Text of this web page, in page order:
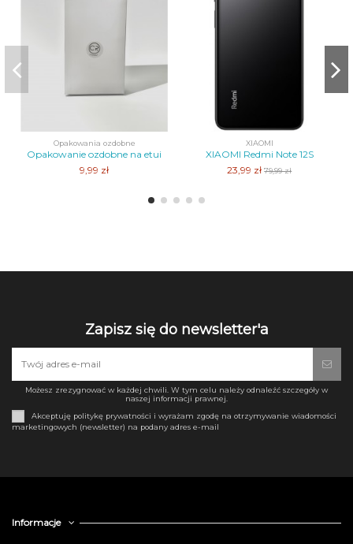
Opakowania ozdobne
Opakowanie ozdobne na etui
9,99 zł
XIAOMI
XIAOMI Redmi Note 12S
23,99 zł79,99 zł
Zapisz się do newsletter'a
Możesz zrezygnować w każdej chwili. W tym celu należy odnaleźć szczegóły w
naszej informacji prawnej.
Akceptuję politykę prywatności i wyrażam zgodę na otrzymywanie wiadomości
marketingowych (newsletter) na podany adres e-mail
Informacje